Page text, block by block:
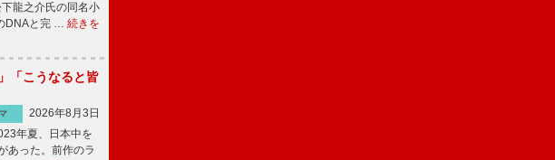
龍之介氏の同名小
DNAと完 … 続きを
「こうなると皆
2026年8月3日
年夏、日本中を
あった。前作のラ